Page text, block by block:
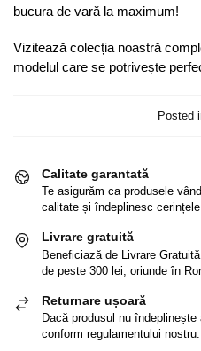
bucura de vară la maximum!
Vizitează colecția noastră
modelul care se potrivește
Posted
Calitate garantată
Te asigurăm ca produsele
calitate și îndeplinesc
Livrare gratuită
Beneficiază de Livrare
de peste 300 lei, oriunde în
Returnare ușoară
Dacă produsul nu
conform regulamentului nostru.